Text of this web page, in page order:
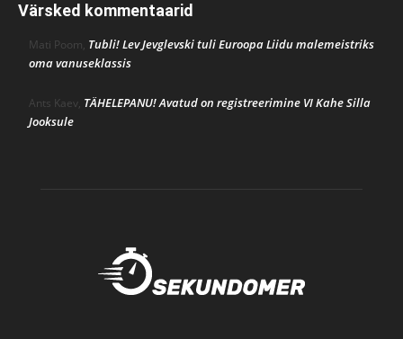
Värsked kommentaarid
Mati Poom, Tubli! Lev Jevglevski tuli Euroopa Liidu malemeistriks
oma vanuseklassis
Ants Kaev, TÄHELEPANU! Avatud on registreerimine VI Kahe Silla
Jooksule